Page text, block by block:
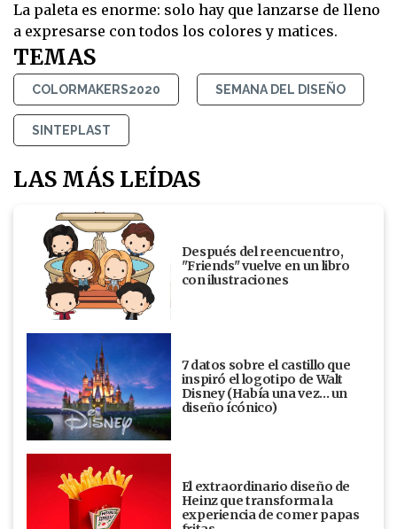
La paleta es enorme: solo hay que lanzarse de lleno
a expresarse con todos los colores y matices.
TEMAS
COLORMAKERS2020 SEMANA DEL DISEÑO
SINTEPLAST
LAS MÁS LEÍDAS
Después del reencuentro,
"Friends" vuelve en un libro
con ilustraciones
7 datos sobre el castillo que
inspiró el logotipo de Walt
Disney (Había una vez... un
diseño ícónico)
El extraordinario diseño de
Heinz que transforma la
experiencia de comer papas